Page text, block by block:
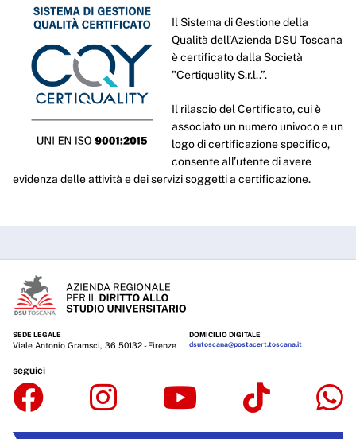
Il Sistema di Gestione della
Qualità dell’Azienda DSU Toscana
è certificato dalla Società
"Certiquality S.r.l..”.
Il rilascio del Certificato, cui è
associato un numero univoco e un
logo di certificazione specifico,
consente all’utente di avere
evidenza delle attività e dei servizi soggetti a certificazione.
SEDE LEGALE
Viale Antonio Gramsci, 36 50132 - Firenze
DOMICILIO DIGITALE
dsutoscana@postacert.toscana.it
seguici